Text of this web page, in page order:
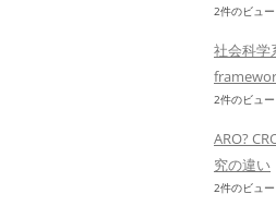
2件のビュー
社会科学
2件のビュー
ARO?
究の違い
2件のビュー